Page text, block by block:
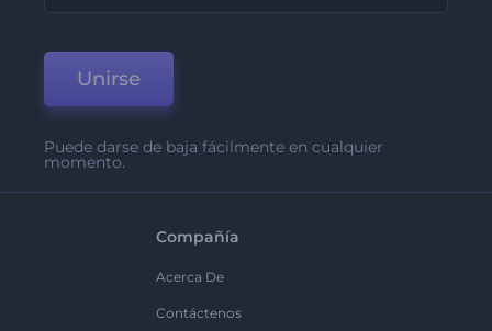
Unirse
Puede darse de baja fácilmente en cualquier
momento.
Compañía
Acerca De
Contáctenos